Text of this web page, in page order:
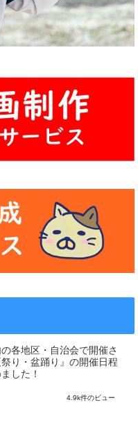
各地区・自治会で開催さ
り・盆踊り』の開催日程
した！
4.9k件のビュー